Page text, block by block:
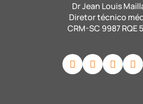
Dr Jean Louis
Diretor técnico
CRM-SC 9987 RQE